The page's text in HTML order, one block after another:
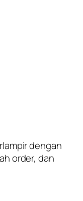
dengan
order, dan